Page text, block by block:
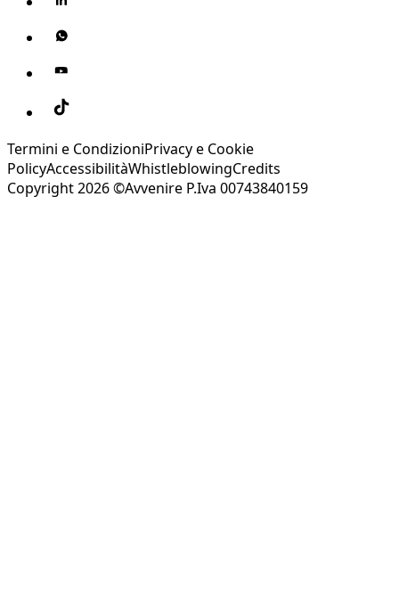
Termini e CondizioniPrivacy e Cookie
PolicyAccessibilitàWhistleblowingCredits
Copyright 2026 ©Avvenire P.Iva 00743840159